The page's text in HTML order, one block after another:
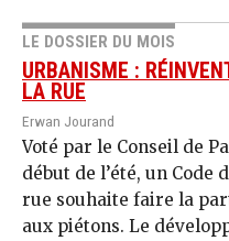
LE DOSSIER DU MOIS
URBANISME :
LA RUE
Erwan Jourand
Voté par le Conseil de
début de l’été, un Code
rue souhaite faire la
aux piétons. Le